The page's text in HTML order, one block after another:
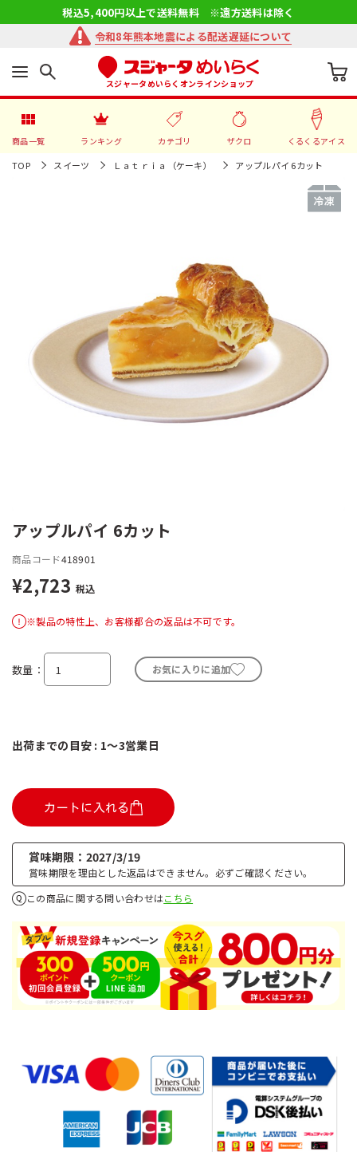
税込5,400円以上で送料無料 ※遠方送料は除く
令和8年熊本地震による配送遅延について
スジャータめいらくオンラインショップ
商品一覧 ランキング カテゴリ ザクロ くるくるアイス
TOP スイーツ Ｌａｔｒｉａ（ケーキ） アップルパイ 6カット
アップルパイ 6カット
商品コード418901
¥2,723 税込
※製品の特性上、お客様都合の返品は不可です。
数量 お気に入りに追加
出荷までの目安 : 1～3営業日
カートに入れる
賞味期限 2027/3/19
賞味期限を理由とした返品はできません。必ずご確認ください。
この商品に関する問い合わせはこちら